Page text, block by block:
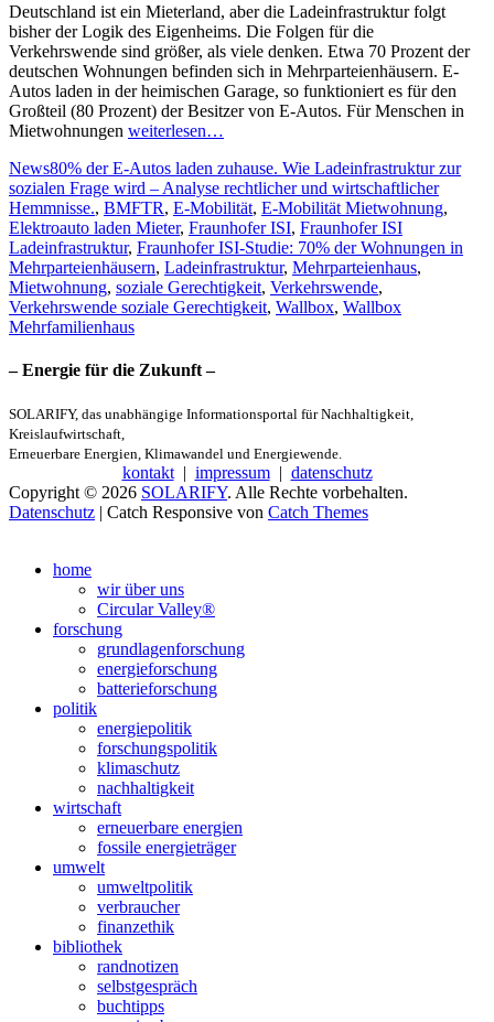
Deutschland ist ein Mieterland, aber die Ladeinfrastruktur folgt
bisher der Logik des Eigenheims. Die Folgen für die
Verkehrswende sind größer, als viele denken. Etwa 70 Prozent der
deutschen Wohnungen befinden sich in Mehrparteienhäusern. E-
Autos laden in der heimischen Garage, so funktioniert es für den
Großteil (80 Prozent) der Besitzer von E-Autos. Für Menschen in
Mietwohnungen weiterlesen…
Kategorien
NewsSchlagworte
80% der E-Autos laden zuhause. Wie Ladeinfrastruktur zur
sozialen Frage wird – Analyse rechtlicher und wirtschaftlicher
Hemmnisse., BMFTR, E-Mobilität, E-Mobilität Mietwohnung,
Elektroauto laden Mieter, Fraunhofer ISI, Fraunhofer ISI
Ladeinfrastruktur, Fraunhofer ISI-Studie: 70% der Wohnungen in
Mehrparteienhäusern, Ladeinfrastruktur, Mehrparteienhaus,
Mietwohnung, soziale Gerechtigkeit, Verkehrswende,
Verkehrswende soziale Gerechtigkeit, Wallbox, Wallbox
Mehrfamilienhaus
– Energie für die Zukunft –
SOLARIFY, das unabhängige Informationsportal für Nachhaltigkeit,
Kreislaufwirtschaft,
Erneuerbare Energien, Klimawandel und Energiewende.
kontakt| impressum| datenschutz
Copyright © 2026 SOLARIFY. Alle Rechte vorbehalten.
Datenschutz | Catch Responsive von Catch Themes
oben
scrollen
home
wir über uns
Circular Valley®
forschung
grundlagenforschung
energieforschung
batterieforschung
politik
energiepolitik
forschungspolitik
klimaschutz
nachhaltigkeit
wirtschaft
erneuerbare energien
fossile energieträger
umwelt
umweltpolitik
verbraucher
finanzethik
bibliothek
randnotizen
selbstgespräch
buchtipps